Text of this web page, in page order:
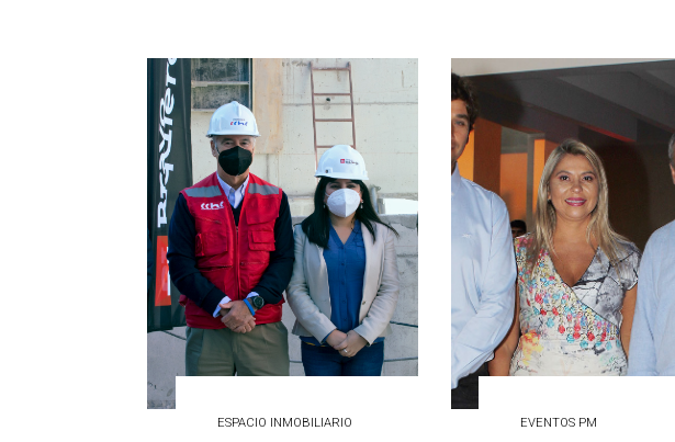
ESPACIO INMOBILIARIO EVENTOS PM